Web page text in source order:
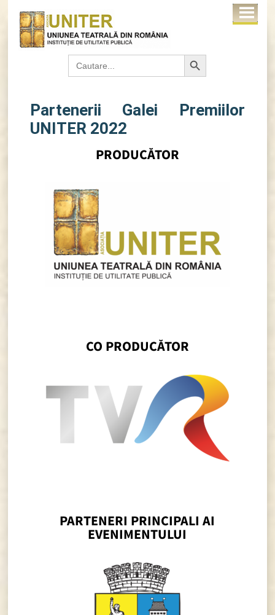
Search
for:
Search Button
Partenerii Galei Premiilor
UNITER 2022
PRODUCĂTOR
CO PRODUCĂTOR
PARTENERI PRINCIPALI AI
EVENIMENTULUI